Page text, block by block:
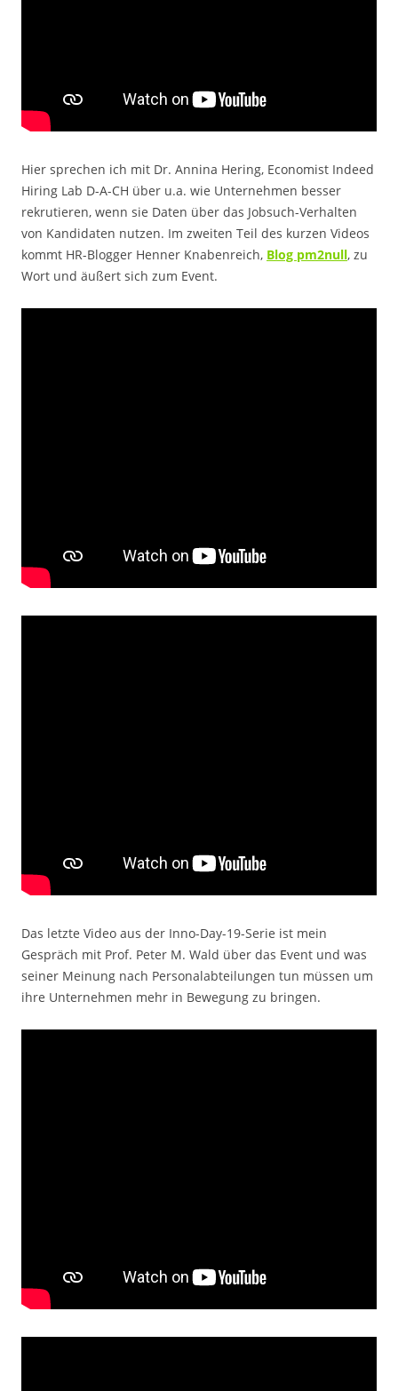
Hier sprechen ich mit Dr. Annina Hering, Economist Indeed
Hiring Lab D-A-CH über u.a. wie Unternehmen besser
rekrutieren, wenn sie Daten über das Jobsuch-Verhalten
von Kandidaten nutzen. Im zweiten Teil des kurzen Videos
kommt HR-Blogger Henner Knabenreich, Blog pm2null, zu
Wort und äußert sich zum Event.
Das letzte Video aus der Inno-Day-19-Serie ist mein
Gespräch mit Prof. Peter M. Wald über das Event und was
seiner Meinung nach Personalabteilungen tun müssen um
ihre Unternehmen mehr in Bewegung zu bringen.